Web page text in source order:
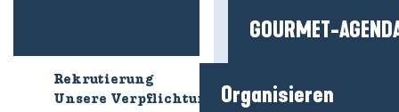
GOURMET-
Organisieren
Rekrutierung
Unsere Verpflichtungen